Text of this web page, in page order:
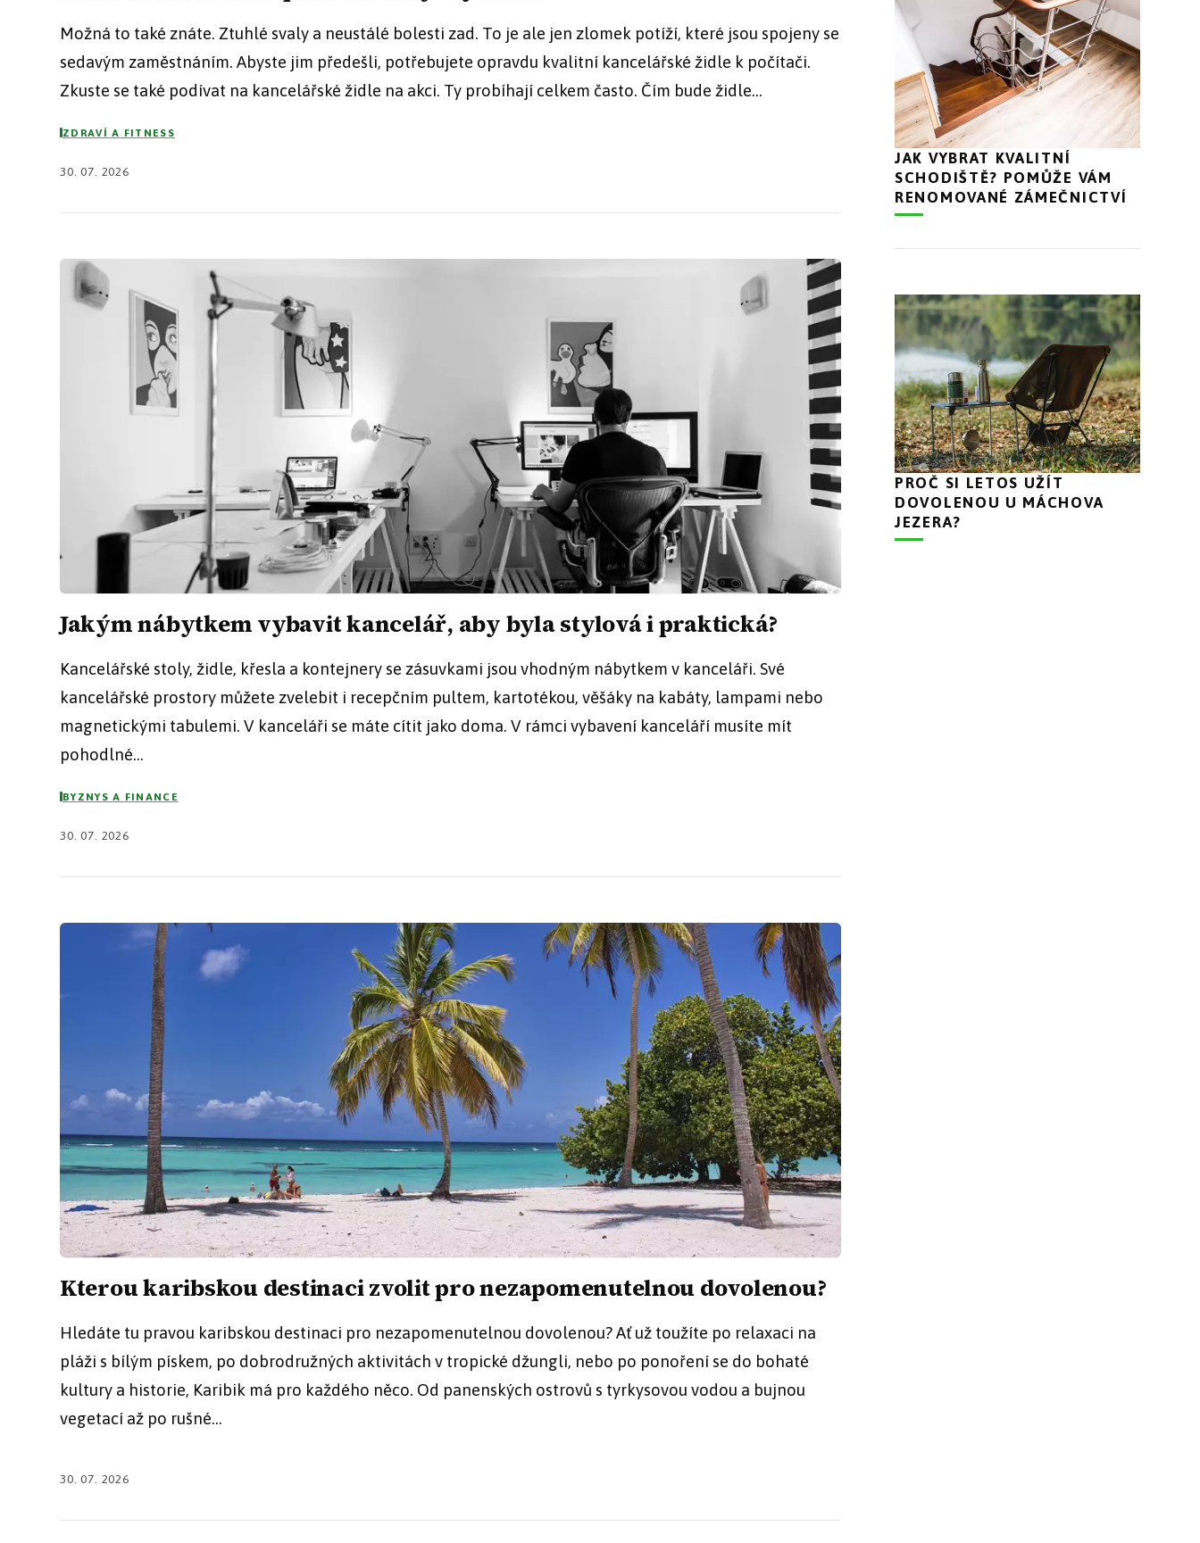
Možná to také znáte. Ztuhlé svaly a neustálé bolesti zad. To je ale jen zlomek potíží, které jsou spojeny se
sedavým zaměstnáním. Abyste jim předešli, potřebujete opravdu kvalitní kancelářské židle k počítači.
Zkuste se také podívat na kancelářské židle na akci. Ty probíhají celkem často. Čím bude židle...
ZDRAVÍ A FITNESS
30. 07. 2026
Jakým nábytkem vybavit kancelář, aby byla stylová i praktická?
Kancelářské stoly, židle, křesla a kontejnery se zásuvkami jsou vhodným nábytkem v kanceláři. Své
kancelářské prostory můžete zvelebit i recepčním pultem, kartotékou, věšáky na kabáty, lampami nebo
magnetickými tabulemi. V kanceláři se máte cítit jako doma. V rámci vybavení kanceláří musíte mít
pohodlné...
BYZNYS A FINANCE
30. 07. 2026
Kterou karibskou destinaci zvolit pro nezapomenutelnou dovolenou?
Hledáte tu pravou karibskou destinaci pro nezapomenutelnou dovolenou? Ať už toužíte po relaxaci na
pláži s bílým pískem, po dobrodružných aktivitách v tropické džungli, nebo po ponoření se do bohaté
kultury a historie, Karibik má pro každého něco. Od panenských ostrovů s tyrkysovou vodou a bujnou
vegetací až po rušné...
30. 07. 2026
JAK VYBRAT KVALITNÍ
SCHODIŠTĚ? POMŮŽE VÁM
RENOMOVANÉ ZÁMEČNICTVÍ
PROČ SI LETOS UŽÍT
DOVOLENOU U MÁCHOVA
JEZERA?